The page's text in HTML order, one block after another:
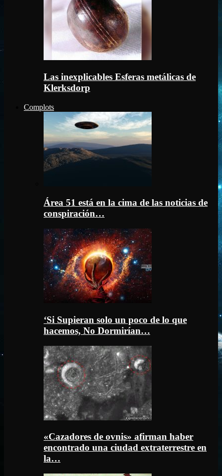
Las inexplicables Esferas metálicas de
Klerksdorp
Complots
Área 51 está en la cima de las noticias de
conspiración…
‘Si Supieran solo un poco de lo que
hacemos, No Dormirían…
«Cazadores de ovnis» afirman haber
encontrado una ciudad extraterrestre en
la…